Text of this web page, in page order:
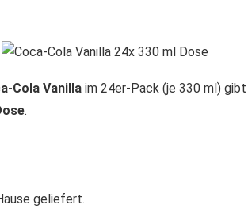
Cola Vanilla im 24er-Pack (je 330 ml)
.
geliefert.